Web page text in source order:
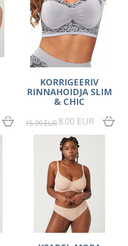
KORRIGEERIV
RINNAHOIDJA SLIM
& CHIC
15.99 EUR8.00 EUR